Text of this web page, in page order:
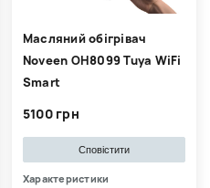
Масляний обігрівач
Noveen OH8099 Tuya WiFi
Smart
5100 грн
Сповістити
Характеристики